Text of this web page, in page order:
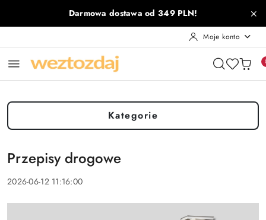
Przejdź do treści głównej
Przejdź do wyszukiwarki
Przejdź do moje konto
Przejdź do menu głównego
Przejdź do stopkiDarmowa dostawa od 349 PLN!
Moje konto
Kategorie
Przepisy drogowe
2026-06-12 11:16:00